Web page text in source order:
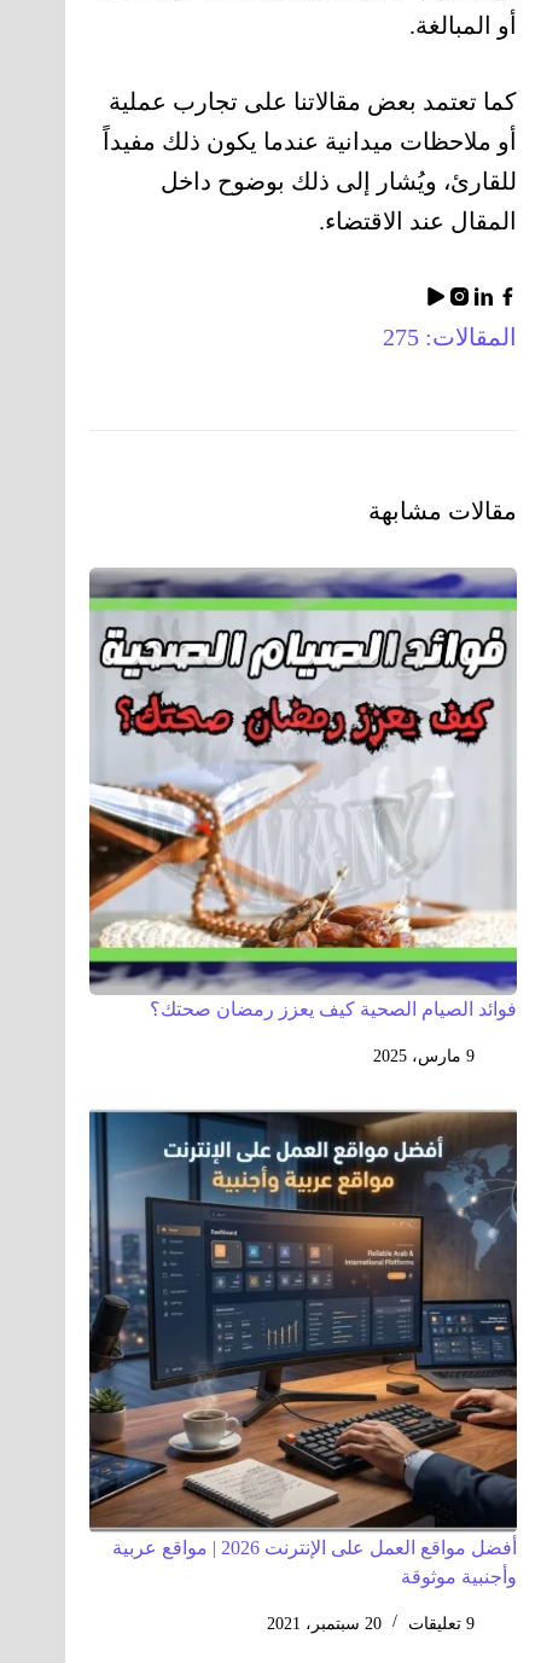
أو المبالغة.
كما تعتمد بعض مقالاتنا على تجارب عملية
أو ملاحظات ميدانية عندما يكون ذلك مفيداً
للقارئ، ويُشار إلى ذلك بوضوح داخل
المقال عند الاقتضاء.
المقالات: 275
مقالات مشابهة
فوائد الصيام الصحية كيف يعزز رمضان صحتك؟
9 مارس، 2025
أفضل مواقع العمل على الإنترنت 2026 | مواقع عربية
وأجنبية موثوقة
9 تعليقات 20 سبتمبر، 2021